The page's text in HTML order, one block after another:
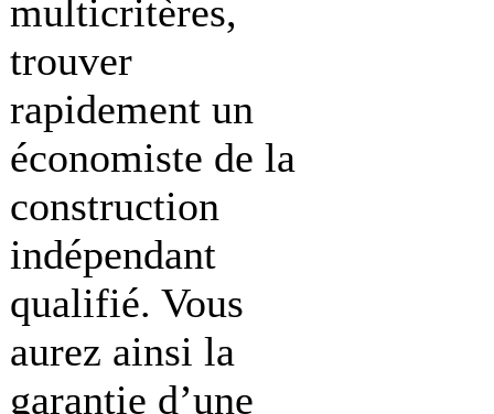
multicritères,
trouver
rapidement un
économiste de la
construction
indépendant
qualifié. Vous
aurez ainsi la
garantie d’une